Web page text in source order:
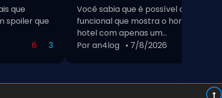
que
spoiler que
6 3
Você sabia que é possível criar um
funcional que mostra o horário de
hotel com apenas um...
Por an4log • 7/8/2026